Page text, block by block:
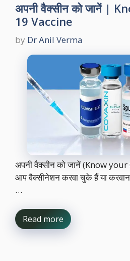
अपनी वैक्सीन को जानें |
19 Vaccine
by Dr Anil Verma
अपनी वैक्सीन को जानें (Know
आप वैक्सीनेशन करवा चुके हैं या
…
Read more